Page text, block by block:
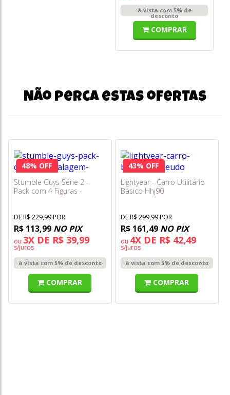
à vista com 5% de
desconto
COMPRAR
Não perca estas ofertas
48% OFF
Stumble Guys Série 2 -
Pack com 4 Figuras -
DE R$ 229,99 POR
R$ 113,99 NO PIX
ou 3X DE R$ 39,99
s/juros
à vista com 5% de desconto
COMPRAR
43% OFF
Lightyear - Carro Utilitário
Básico Hhj90
DE R$ 299,99 POR
R$ 161,49 NO PIX
ou 4X DE R$ 42,49
s/juros
à vista com 5% de desconto
COMPRAR